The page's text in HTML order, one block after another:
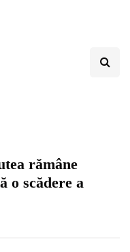
rămâne
o scădere a